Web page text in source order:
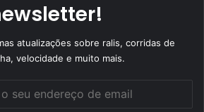
atualizações sobre ralis, corridas de
velocidade e muito mais.